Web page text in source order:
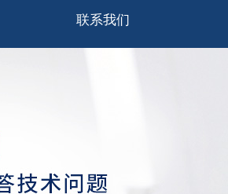
联系我们